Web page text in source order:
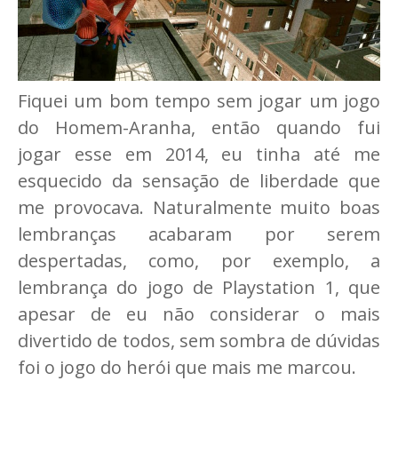
Fiquei um bom tempo sem jogar um jogo
do Homem-Aranha, então quando fui
jogar esse em 2014, eu tinha até me
esquecido da sensação de liberdade que
me provocava. Naturalmente muito boas
lembranças acabaram por serem
despertadas, como, por exemplo, a
lembrança do jogo de Playstation 1, que
apesar de eu não considerar o mais
divertido de todos, sem sombra de dúvidas
foi o jogo do herói que mais me marcou.